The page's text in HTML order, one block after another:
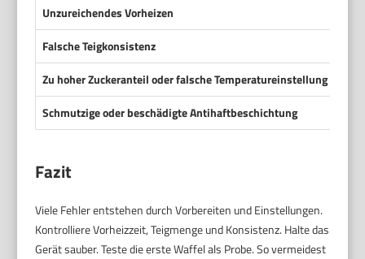
Unzureichendes Vorheizen
Falsche Teigkonsistenz
Zu hoher Zuckeranteil oder falsche Temperatureinstellung
Schmutzige oder beschädigte Antihaftbeschichtung
Fazit
Viele Fehler entstehen durch Vorbereiten und Einstellungen.
Kontrolliere Vorheizzeit, Teigmenge und Konsistenz. Halte das
Gerät sauber. Teste die erste Waffel als Probe. So vermeidest